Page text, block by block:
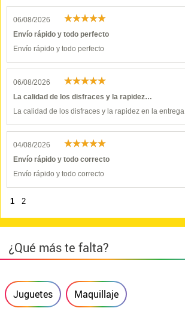
06/08/2026
Envío rápido y todo perfecto
Envío rápido y todo perfecto
06/08/2026
La calidad de los disfraces y la rapidez…
La calidad de los disfraces y la rapidez en la entrega
04/08/2026
Envío rápido y todo correcto
Envío rápido y todo correcto
1 2
¿Qué más te falta?
Juguetes Maquillaje